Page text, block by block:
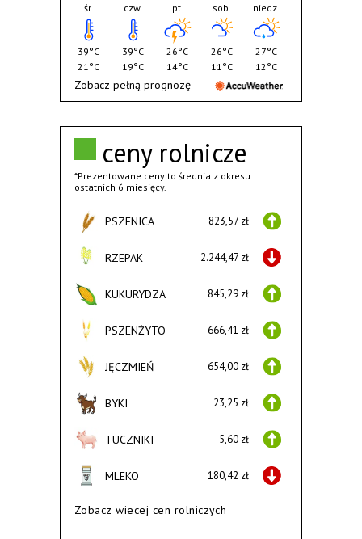
ceny rolnicze
*Prezentowane ceny to średnia z okresu
ostatnich 6 miesięcy.
PSZENICA 823,57 zł
RZEPAK 2.244,47 zł
KUKURYDZA 845,29 zł
PSZENŻYTO 666,41 zł
JĘCZMIEŃ 654,00 zł
BYKI 23,25 zł
TUCZNIKI 5,60 zł
MLEKO 180,42 zł
Zobacz wiecej cen rolniczych
śr.
39°C
21°C
czw.
39°C
19°C
pt.
26°C
14°C
sob.
26°C
11°C
niedz.
27°C
12°C
Zobacz pełną prognozę